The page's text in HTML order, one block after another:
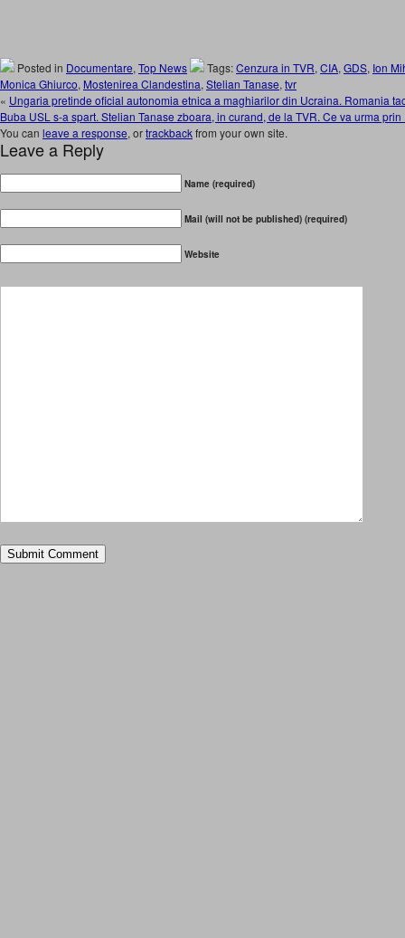
Posted in Documentare, Top News Tags:Cenzura in TVR, CIA, GDS, Ion
Monica Ghiurco, Mostenirea Clandestina, Stelian Tanase, tvr
« Ungaria pretinde oficial autonomia etnica a maghiarilor din Ucraina. Romania
Buba USL s-a spart. Stelian Tanase zboara, in curand, de la TVR. Ce va urma
You can leave a response, ortrackbackfrom your own site.
Leave a Reply
Name (required)
Mail (will not be published) (required)
Website